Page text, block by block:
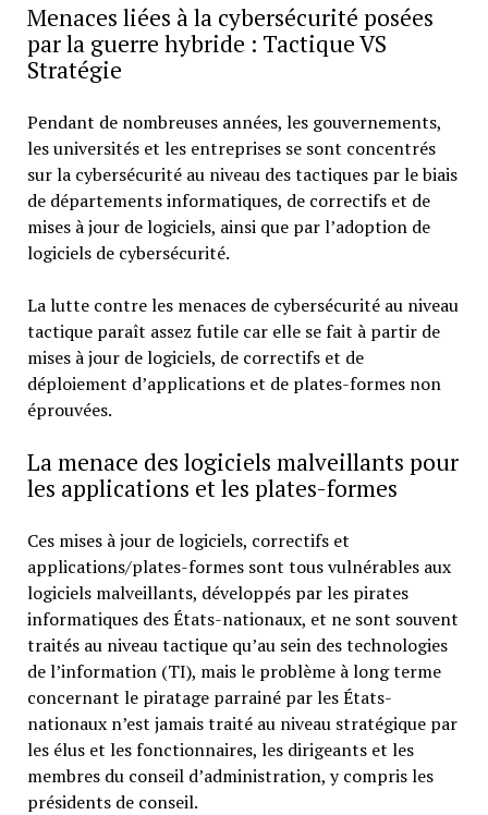
Menaces liées à la cybersécurité posées
par la guerre hybride : Tactique VS
Stratégie
Pendant de nombreuses années, les gouvernements,
les universités et les entreprises se sont concentrés
sur la cybersécurité au niveau des tactiques par le biais
de départements informatiques, de correctifs et de
mises à jour de logiciels, ainsi que par l’adoption de
logiciels de cybersécurité.
La lutte contre les menaces de cybersécurité au niveau
tactique paraît assez futile car elle se fait à partir de
mises à jour de logiciels, de correctifs et de
déploiement d’applications et de plates-formes non
éprouvées.
La menace des logiciels malveillants pour
les applications et les plates-formes
Ces mises à jour de logiciels, correctifs et
applications/plates-formes sont tous vulnérables aux
logiciels malveillants, développés par les pirates
informatiques des États-nationaux, et ne sont souvent
traités au niveau tactique qu’au sein des technologies
de l’information (TI), mais le problème à long terme
concernant le piratage parrainé par les États-
nationaux n’est jamais traité au niveau stratégique par
les élus et les fonctionnaires, les dirigeants et les
membres du conseil d’administration, y compris les
présidents de conseil.